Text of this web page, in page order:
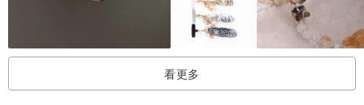
看更多